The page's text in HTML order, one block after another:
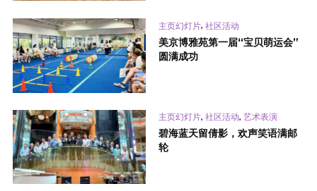
主页幻灯片, 社区活动
美京博雅苑第一届“宝贝萌运会”
圆满成功
主页幻灯片, 社区活动, 艺术表演
碧海蓝天留倩影，欢声笑语满邮
轮